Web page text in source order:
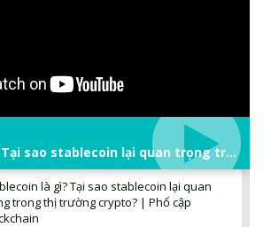
Stablecoin là gì? Tại sao stablecoin lại quan trọng trong thị trường crypto? | Phổ cập Blockchain
là gì? Tại sao stablecoin lại quan
trong thị trường crypto? | Phổ cập